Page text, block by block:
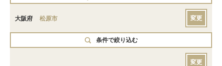
大阪府 松原市 変更
条件で絞り込む
変更